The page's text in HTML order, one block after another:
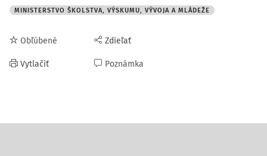
MINISTERSTVO ŠKOLSTVA, VÝSKUMU, VÝVOJA A MLÁDEŽE
Obľúbené
Vytlačiť
Zdieľať
Poznámka